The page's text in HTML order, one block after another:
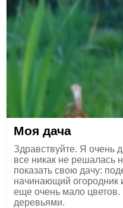
Моя дача
Здравствуйте. Я очень
все никак не решалась
показать свою дачу:
начинающий огородник
еще очень мало
деревьями.